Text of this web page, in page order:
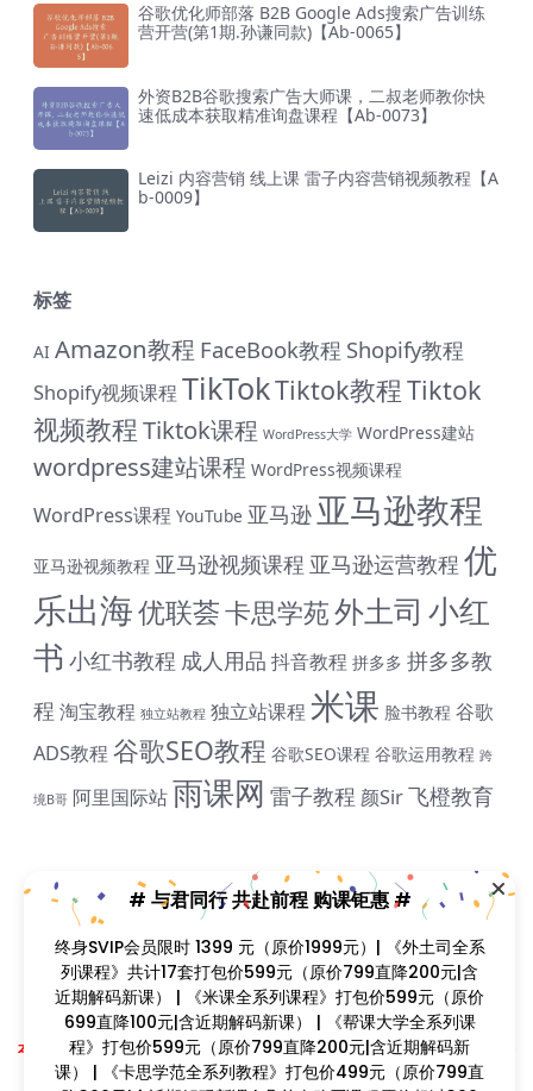
谷歌优化师部落 B2B Google Ads搜索广告训练
营开营(第1期.孙谦同款)【Ab-0065】
外资B2B谷歌搜索广告大师课，二叔老师教你快
速低成本获取精准询盘课程【Ab-0073】
Leizi 内容营销 线上课 雷子内容营销视频教程【A
b-0009】
标签
AI Amazon教程 FaceBook教程 Shopify教程
Shopify视频课程TikTokTiktok教程Tiktok
视频教程Tiktok课程 WordPress大学 WordPress建站
wordpress建站课程 WordPress视频课程
WordPress课程 YouTube 亚马逊 亚马逊教程
亚马逊视频教程 亚马逊视频课程 亚马逊运营教程 优
乐出海优联荟卡思学苑外土司 小红
书 小红书教程 成人用品 抖音教程 拼多多 拼多多教
程 淘宝教程 独立站教程 独立站课程米课 脸书教程 谷歌
ADS教程谷歌SEO教程 谷歌SEO课程 谷歌运用教程 跨
境B哥 阿里国际站雨课网 雷子教程 颜Sir飞橙教育
课程简介
课程目录
Copyright © 2023找课程网- All rights reserved
本站支持课程资源互换，优质课程资源互换请联系微信在线客服：zkcw598 (备
注：课程互换)
终身SVIP会员限时 1399 元（原价1999元）| 《外土司全
系列课程》共计17套打包价599元（原价799直降200元|
含近期解码新课） | 《米课全系列课程》打包价599元
（原价699直降100元|含近期解码新课） | 《帮课大学全系
列课程》打包价599元（原价799直降200元|含近期解码
新课） | 《卡思学范全系列教程》打包价499元（原价
799直降300元|含近期解码新课 | 凡单次购买课程原价超
过300元，享受原价7折购课钜惠！！